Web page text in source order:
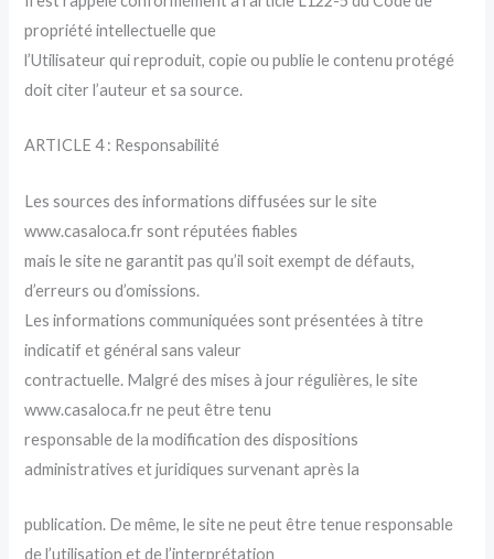
propriété intellectuelle que
l’Utilisateur qui reproduit, copie ou publie le contenu protégé
doit citer l’auteur et sa source.
ARTICLE 4 : Responsabilité
Les sources des informations diffusées sur le site
www.casaloca.fr sont réputées fiables
mais le site ne garantit pas qu’il soit exempt de défauts,
d’erreurs ou d’omissions.
Les informations communiquées sont présentées à titre
indicatif et général sans valeur
contractuelle. Malgré des mises à jour régulières, le site
www.casaloca.fr ne peut être tenu
responsable de la modification des dispositions
administratives et juridiques survenant après la
publication. De même, le site ne peut être tenue responsable
de l’utilisation et de l’interprétation